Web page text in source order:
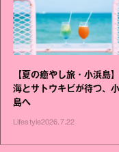
【夏の癒やし旅・小浜島
海とサトウキビが待つ、
島へ
Lifestyle2026.7.22